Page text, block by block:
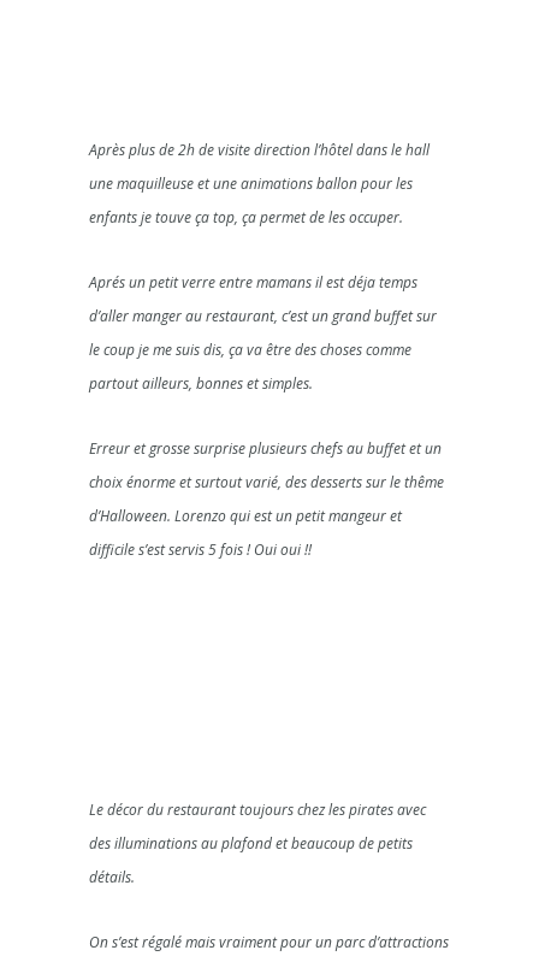
Après plus de 2h de visite direction l’hôtel dans le hall
une maquilleuse et une animations ballon pour les
enfants je touve ça top, ça permet de les occuper.
Aprés un petit verre entre mamans il est déja temps
d’aller manger au restaurant, c’est un grand buffet sur
le coup je me suis dis, ça va être des choses comme
partout ailleurs, bonnes et simples.
Erreur et grosse surprise plusieurs chefs au buffet et un
choix énorme et surtout varié, des desserts sur le thême
d’Halloween. Lorenzo qui est un petit mangeur et
difficile s’est servis 5 fois ! Oui oui !!
Le décor du restaurant toujours chez les pirates avec
des illuminations au plafond et beaucoup de petits
détails.
On s’est régalé mais vraiment pour un parc d’attractions